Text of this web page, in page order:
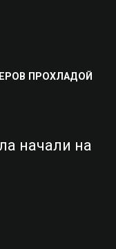
ПРОХЛАДОЙ